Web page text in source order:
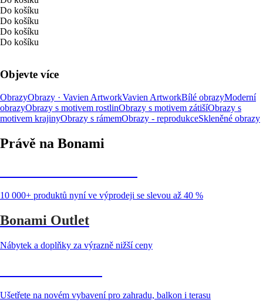
Do košíku
Do košíku
Do košíku
Do košíku
Objevte více
ObrazyObrazy · Vavien ArtworkVavien ArtworkBílé obrazyModerní
obrazyObrazy s motivem rostlinObrazy s motivem zátišíObrazy s
motivem krajinyObrazy s rámemObrazy - reprodukceSkleněné obrazy
Právě na Bonami
10 000+ produktů nyní ve výprodeji se slevou až 40 %
Bonami Outlet
Nábytek a doplňky za výrazně nižší ceny
Ušetřete na novém vybavení pro zahradu, balkon i terasu